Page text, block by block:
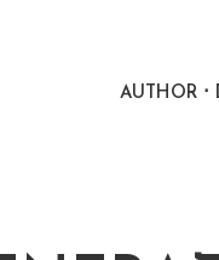
AUTHOR